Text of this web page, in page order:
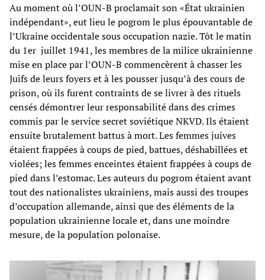
Au moment où l’OUN-B proclamait son «État ukrainien
indépendant», eut lieu le pogrom le plus épouvantable de
l’Ukraine occidentale sous occupation nazie. Tôt le matin
du 1er juillet 1941, les membres de la milice ukrainienne
mise en place par l’OUN-B commencèrent à chasser les
Juifs de leurs foyers et à les pousser jusqu’à des cours de
prison, où ils furent contraints de se livrer à des rituels
censés démontrer leur responsabilité dans des crimes
commis par le service secret soviétique NKVD. Ils étaient
ensuite brutalement battus à mort. Les femmes juives
étaient frappées à coups de pied, battues, déshabillées et
violées; les femmes enceintes étaient frappées à coups de
pied dans l’estomac. Les auteurs du pogrom étaient avant
tout des nationalistes ukrainiens, mais aussi des troupes
d’occupation allemande, ainsi que des éléments de la
population ukrainienne locale et, dans une moindre
mesure, de la population polonaise.